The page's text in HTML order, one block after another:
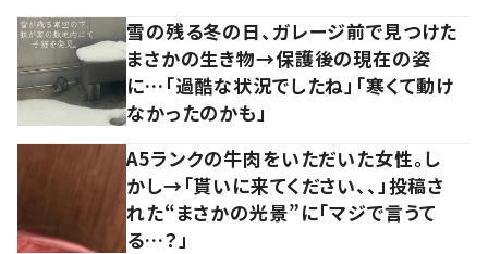
雪の残る冬の日、ガレージ前で見つけた
まさかの生き物→保護後の現在の姿
に…「過酷な状況でしたね」「寒くて動け
なかったのかも」
A5ランクの牛肉をいただいた女性。し
かし→「貰いに来てください、、」投稿さ
れた“まさかの光景”に「マジで言うて
る…？」